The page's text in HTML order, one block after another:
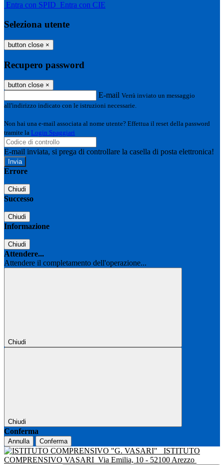
Entra con SPID Entra con CIE
Seleziona utente
button close ×
Recupero password
button close ×
E-mail Verrà inviato un messaggio
all'indirizzo indicato con le istruzioni necessarie.
Non hai una e-mail associata al nome utente? Effettua il reset della password
tramite la Login Spaggiari
E-mail inviata, si prega di controllare la casella di posta elettronica!
Errore
Chiudi
Successo
Chiudi
Informazione
Chiudi
Attendere...
Attendere il completamento dell'operazione...
Chiudi
Chiudi
Conferma
Annulla Conferma
ISTITUTO
COMPRENSIVO VASARI Via Emilia, 10 - 52100 Arezzo